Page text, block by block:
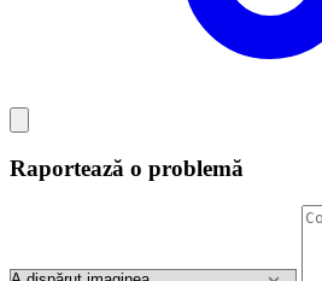
Raportează o problemă